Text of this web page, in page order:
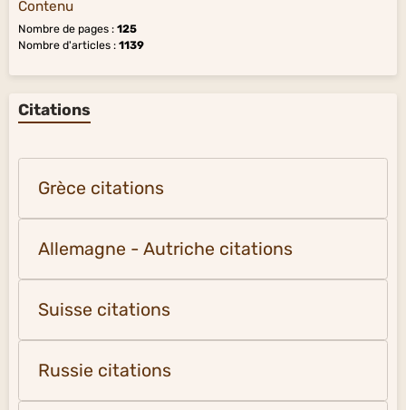
Contenu
Nombre de pages : 125
Nombre d'articles : 1139
Citations
Grèce citations
Allemagne - Autriche citations
Suisse citations
Russie citations